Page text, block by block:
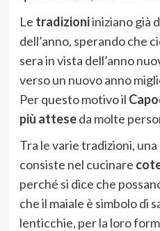
Le tradizioniiniziano già
dell’anno, sperando che
sera in vista dell’anno
verso un nuovo anno
Per questo motivo il
più atteseda molte
Tra le varie tradizioni,
consiste nel cucinare
perché si dice che
che il maiale è simbolo di
lenticchie, per la loro